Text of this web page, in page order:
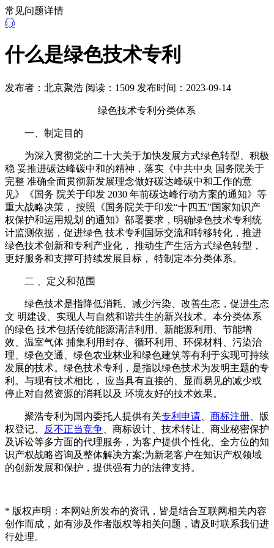
常见问题详情
什么是绿色技术专利
发布者：北京聚浩 阅读：1509 发布时间：2023-09-14
绿色技术专利分类体系
一、制定目的
为深入贯彻党的二十大关于加快发展方式绿色转型、积极
稳 妥推进碳达峰碳中和的精神，落实《中共中央 国务院关于
完整 准确全面贯彻新发展理念做好碳达峰碳中和工作的意
见》《国务 院关于印发 2030 年前碳达峰行动方案的通知》等
重大战略决策， 按照《国务院关于印发“十四五”国家知识产
权保护和运用规划 的通知》部署要求，明确绿色技术专利统
计监测依据，促进绿色 技术专利国际交流和转移转化，推进
绿色技术创新和专利产业化， 推动生产生活方式绿色转型，
更好服务和支撑可持续发展目标， 特制定本分类体系。
二 、定义和范围
绿色技术是指降低消耗、减少污染、改善生态，促进生态
文 明建设、实现人与自然和谐共生的新兴技术。本分类体系
的绿色 技术包括传统能源清洁利用、新能源利用、节能增
效、温室气体 捕集利用封存、循环利用、环保材料、污染治
理、绿色交通、绿色农业林业和绿色建筑等有利于实现可持续
发展的技术。绿色技术专利，是指以绿色技术为发明主题的专
利。与现有技术相比， 应当具有直接的、显而易见的减少或
停止对自然资源的消耗以及 环境友好的技术效果。
聚浩专利为国内委托人提供有关专利申请 商标注册 、版
权登记、
反不正当竞争 、商标设计、技术转让、商业秘密保护
及诉讼等多方面的代理服务，为客户提供个性化、全方位的知
识产权战略咨询及整体解决方案;为新老客户在知识产权领域
的创新发展和保护，提供强有力的法律支持。
* 版权声明：本网站所发布的资讯，皆是结合互联网相关内容
创作而成，如有涉及作者版权等相关问题，请及时联系我们进
行处理。